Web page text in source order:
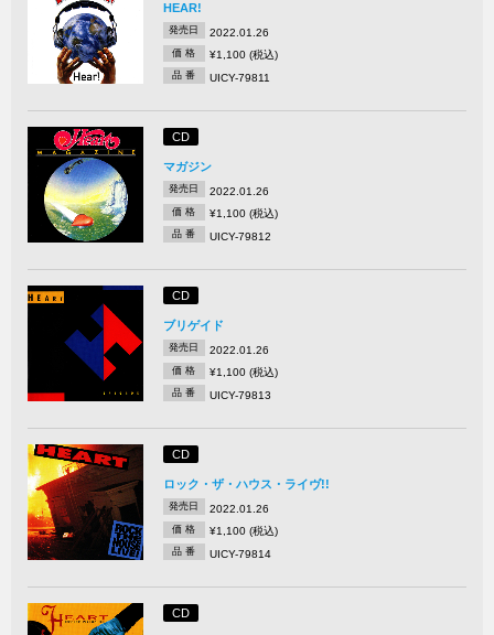
HEAR!
発売日 2022.01.26
価 格 ¥1,100 (税込)
品 番 UICY-79811
CD
マガジン
発売日 2022.01.26
価 格 ¥1,100 (税込)
品 番 UICY-79812
CD
ブリゲイド
発売日 2022.01.26
価 格 ¥1,100 (税込)
品 番 UICY-79813
CD
ロック・ザ・ハウス・ライヴ!!
発売日 2022.01.26
価 格 ¥1,100 (税込)
品 番 UICY-79814
CD